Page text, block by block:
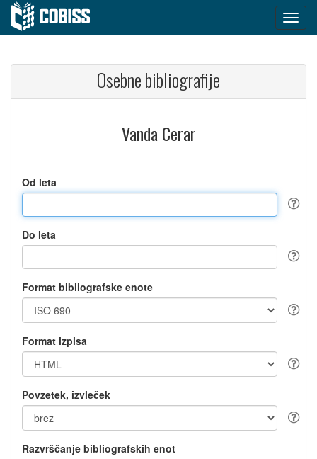
Osebne bibliografije
Vanda Cerar
Od leta
Do leta
Format bibliografske enote
Format izpisa
Povzetek, izvleček
Razvrščanje bibliografskih enot